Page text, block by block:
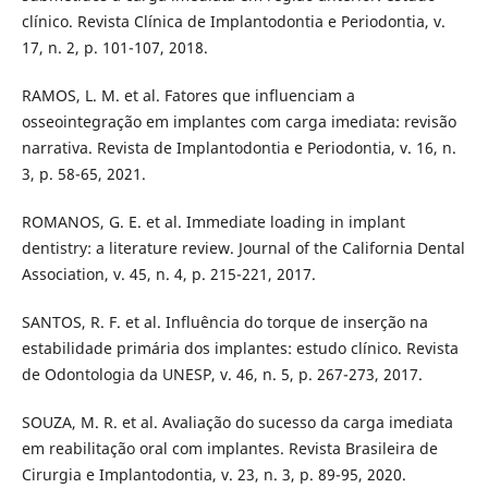
clínico. Revista Clínica de Implantodontia e Periodontia, v.
17, n. 2, p. 101-107, 2018.
RAMOS, L. M. et al. Fatores que influenciam a
osseointegração em implantes com carga imediata: revisão
narrativa. Revista de Implantodontia e Periodontia, v. 16, n.
3, p. 58-65, 2021.
ROMANOS, G. E. et al. Immediate loading in implant
dentistry: a literature review. Journal of the California Dental
Association, v. 45, n. 4, p. 215-221, 2017.
SANTOS, R. F. et al. Influência do torque de inserção na
estabilidade primária dos implantes: estudo clínico. Revista
de Odontologia da UNESP, v. 46, n. 5, p. 267-273, 2017.
SOUZA, M. R. et al. Avaliação do sucesso da carga imediata
em reabilitação oral com implantes. Revista Brasileira de
Cirurgia e Implantodontia, v. 23, n. 3, p. 89-95, 2020.